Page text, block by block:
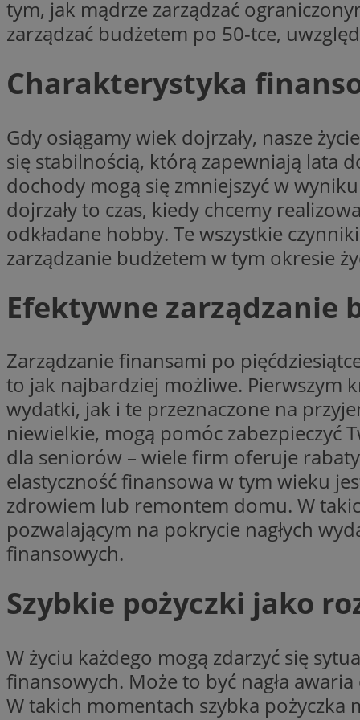
tym, jak mądrze zarządzać
zarządzać budżetem po 50-tce,
Charakterystyka
Gdy osiągamy wiek dojrzały, nasze
się stabilnością, którą zapewniają lata
dochody mogą się zmniejszyć w
dojrzały to czas, kiedy chcemy
odkładane hobby. Te wszystkie
zarządzanie budżetem w tym okresie
Efektywne zarządzanie
Zarządzanie finansami po
to jak najbardziej możliwe. Pierwszym
wydatki, jak i te przeznaczone na
niewielkie, mogą pomóc zabezpieczyć
dla seniorów – wiele firm oferuje
elastyczność finansowa w tym wieku
zdrowiem lub remontem domu. W
pozwalającym na pokrycie nagłych
finansowych.
Szybkie pożyczki jako
W życiu każdego mogą zdarzyć się
finansowych. Może to być nagła
W takich momentach szybka pożyczka
SessID
QeSessID
__cf_bm
Nazwa
ustat_gid
__eoi
__gpi
_ga
test_cookie
IDE
_fbp
__Secure-
ROLLOUT_TOKEN
Nazwa
__Secure-YNID